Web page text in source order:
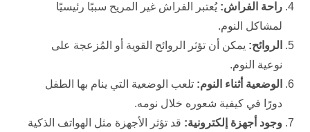
راحة الفراش: يُعتبر الفراش غير المريح سببًا رئيسيًا
لمشاكل النوم.
الروائح: يمكن أن تؤثر الروائح القوية أو المُزعجة على
نوعية النوم.
الوضعية أثناء النوم: تلعب الوضعية التي ينام بها الطفل
دورًا في كيفية شعوره خلال نومه.
وجود أجهزة إلكترونية: قد تؤثر الأجهزة مثل الهواتف الذكية